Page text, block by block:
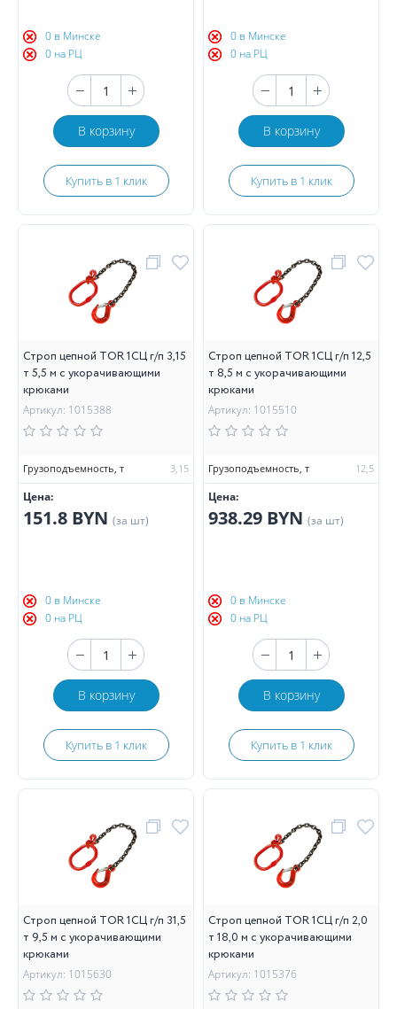
0 в Минске
0 на РЦ
В корзину
Купить в 1 клик
0 в Минске
0 на РЦ
В корзину
Купить в 1 клик
Строп цепной TOR 1СЦ г/п 3,15
т 5,5 м с укорачивающими
крюками
Артикул: 1015388
Грузоподъемность, т 3,15
Цена:
151.8 BYN (за шт)
0 в Минске
0 на РЦ
В корзину
Купить в 1 клик
Строп цепной TOR 1СЦ г/п 12,5
т 8,5 м с укорачивающими
крюками
Артикул: 1015510
Грузоподъемность, т 12,5
Цена:
938.29 BYN (за шт)
0 в Минске
0 на РЦ
В корзину
Купить в 1 клик
Строп цепной TOR 1СЦ г/п 31,5
т 9,5 м с укорачивающими
крюками
Артикул: 1015630
Строп цепной TOR 1СЦ г/п 2,0
т 18,0 м с укорачивающими
крюками
Артикул: 1015376